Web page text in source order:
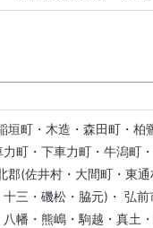
垣町・木造・森田町・柏
力町・下車力町・牛潟町
郡(佐井村・大間町・東
十三・磯松・脇元)・ 弘
八幡・熊嶋・駒越・真土